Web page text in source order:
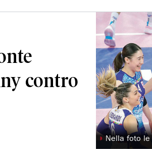
contro
◗ Nella foto le